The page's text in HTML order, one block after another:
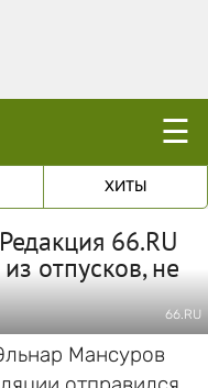
☰
ХИТЫ
66.RU
отпусков, не
66.RU
Мансуров